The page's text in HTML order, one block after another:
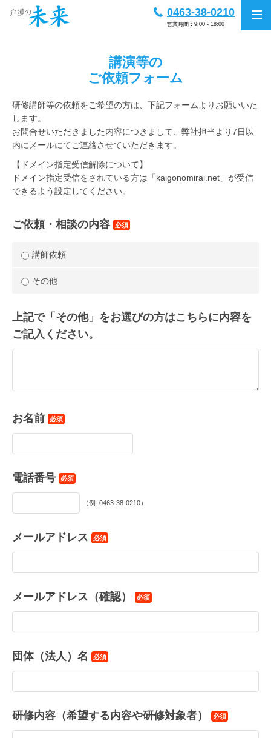
0463-38-0210
営業時間：9:00 - 18:00
講演等の
ご依頼フォーム
研修講師等の依頼をご希望の方は、下記フォームよりお願いいた
します。
お問合せいただきました内容につきまして、弊社担当より7日以
内にメールにてご連絡させていただきます。
【ドメイン指定受信解除について】
ドメイン指定受信をされている方は「kaigonomirai.net」が受信
できるよう設定してください。
ご依頼・相談の内容 必須
講師依頼
その他
上記で「その他」をお選びの方はこちらに内容を
ご記入ください。
お名前 必須
電話番号 必須
（例: 0463-38-0210）
メールアドレス 必須
メールアドレス（確認） 必須
団体（法人）名 必須
研修内容（希望する内容や研修対象者） 必須